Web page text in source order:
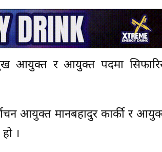
आयुक्त र आयुक्त पदमा
आयुक्त मानबहादुर कार्की र
।